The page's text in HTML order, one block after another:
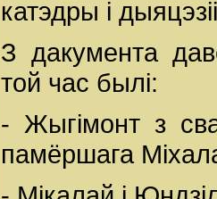
катэдры і
З дакумента
той час былі:
- Жыгімонт з
памёршага Міхала